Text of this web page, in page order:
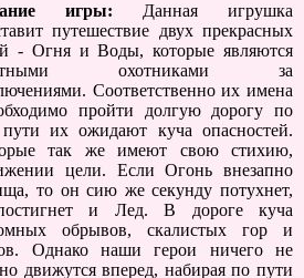
игры:
Данная игрушка
путешествие двух прекрасных
- Огня и Воды, которые являются
охотниками за
Соответственно их имена
пройти долгую дорогу по
их ожидают куча опасностей.
так же имеют свою стихию,
цели. Если Огонь внезапно
то он сию же секунду потухнет,
постигнет и Лед. В дороге куча
обрывов, скалистых гор и
Однако наши герои ничего не
движутся вперед, набирая по пути